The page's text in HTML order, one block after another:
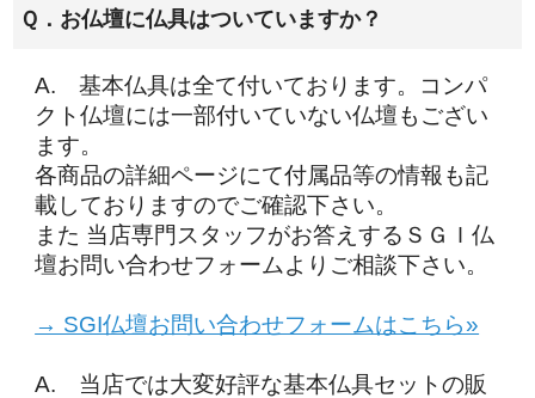
Ｑ．お仏壇に仏具はついていますか？
A. 基本仏具は全て付いております。コンパ
クト仏壇には一部付いていない仏壇もござい
ます。
各商品の詳細ページにて付属品等の情報も記
載しておりますのでご確認下さい。
また 当店専門スタッフがお答えするＳＧＩ仏
壇お問い合わせフォームよりご相談下さい。
→ SGI仏壇お問い合わせフォームはこちら»
A. 当店では大変好評な基本仏具セットの販